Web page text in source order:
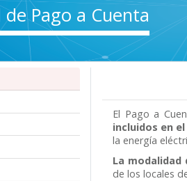
Pago a Cuenta
El Pago a
incluidos en
la energía
La modalidad
de los locales